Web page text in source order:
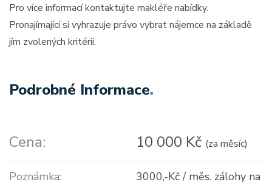
Pro více informací kontaktujte makléře nabídky.
Pronajímající si vyhrazuje právo vybrat nájemce na základě
jím zvolených kritérií.
Podrobné Informace.
Cena: 10 000 Kč (za měsíc)
Poznámka:
3000,-Kč / měs. zálohy na